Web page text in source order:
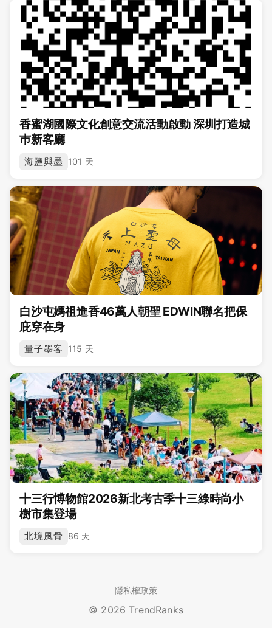
香蜜湖國際文化創意交流活動啟動 深圳打造城
巿新客廳
海鹽與墨 101 天
白沙屯媽祖進香46萬人朝聖 EDWIN聯名把保
庇穿在身
量子墨客 115 天
十三行博物館2026新北考古季十三綠時尚小
樹市集登場
北境風骨 86 天
隱私權政策
© 2026 TrendRanks